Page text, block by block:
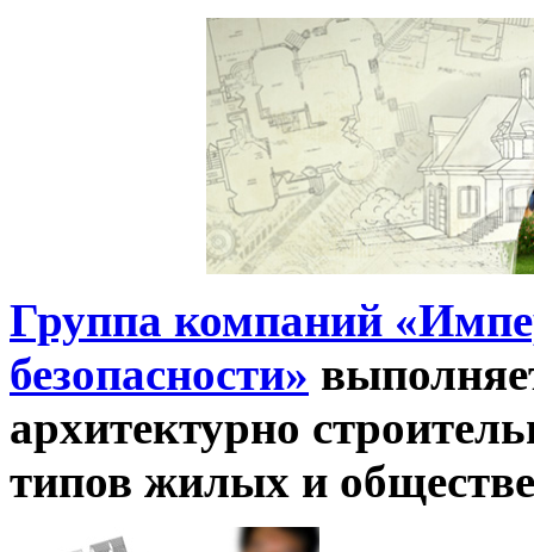
Группа компаний
безопасности»
архитектурно
типов жилых и